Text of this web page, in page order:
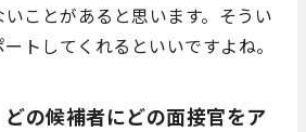
ことがあると思います。そうい
トしてくれるといいですよね。
の候補者にどの面接官をア